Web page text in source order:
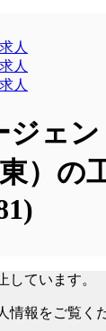
人
人
人
ジェ
）の
しています。
情報をご覧く